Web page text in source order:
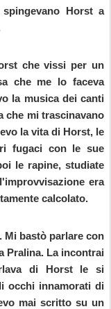
Horst a
che vissi per un
che me lo faceva
la musica dei canti
che mi trascinavano
la vita di Horst, le
fugaci con le sue
le rapine, studiate
era
calcolato.
Mi bastò parlare con
Pralina. La incontrai
di Horst le si
occhi innamorati di
mai scritto su un